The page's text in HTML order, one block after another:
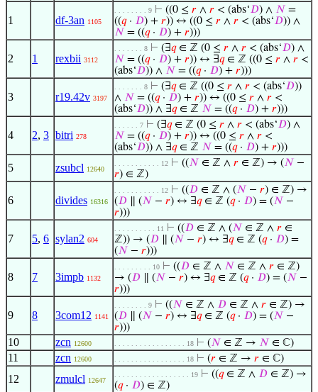
1 df-3an 1105
. . . . . . . . 9 ⊢ ((0 ≤ 𝑟 ∧ 𝑟 < (abs‘𝐷) ∧ 𝑁 =
((𝑞· 𝐷) + 𝑟)) ↔ ((0 ≤ 𝑟 ∧ 𝑟 < (abs‘𝐷)) ∧
𝑁 = ((𝑞· 𝐷) + 𝑟)))
2 1 rexbii 3112
. . . . . . . 8 ⊢ (∃𝑞∈ ℤ (0 ≤ 𝑟 ∧ 𝑟 < (abs‘𝐷) ∧
𝑁 = ((𝑞· 𝐷) + 𝑟)) ↔ ∃𝑞∈ ℤ ((0 ≤ 𝑟 ∧ 𝑟 <
(abs‘𝐷)) ∧ 𝑁 = ((𝑞· 𝐷) + 𝑟)))
3 r19.42v 3197
. . . . . . . 8 ⊢ (∃𝑞∈ ℤ ((0 ≤ 𝑟 ∧ 𝑟 < (abs‘𝐷))
∧ 𝑁 = ((𝑞· 𝐷) + 𝑟)) ↔ ((0 ≤ 𝑟 ∧ 𝑟 <
(abs‘𝐷)) ∧ ∃𝑞∈ ℤ 𝑁 = ((𝑞· 𝐷) + 𝑟)))
4 2, 3 bitri 278
. . . . . . 7 ⊢ (∃𝑞∈ ℤ (0 ≤ 𝑟 ∧ 𝑟 < (abs‘𝐷) ∧
𝑁 = ((𝑞· 𝐷) + 𝑟)) ↔ ((0 ≤ 𝑟 ∧ 𝑟 <
(abs‘𝐷)) ∧ ∃𝑞∈ ℤ 𝑁 = ((𝑞· 𝐷) + 𝑟)))
5 zsubcl 12640
. . . . . . . . . . . 12 ⊢ ((𝑁 ∈ ℤ ∧ 𝑟 ∈ ℤ) → (𝑁 −
𝑟) ∈ ℤ)
6 divides 16316
. . . . . . . . . . . 12 ⊢ ((𝐷 ∈ ℤ ∧ (𝑁 − 𝑟) ∈ ℤ) →
(𝐷 ∥ (𝑁 − 𝑟) ↔ ∃𝑞∈ ℤ (𝑞· 𝐷) = (𝑁 −
𝑟)))
7 5, 6 sylan2 604
. . . . . . . . . . 11 ⊢ ((𝐷 ∈ ℤ ∧ (𝑁 ∈ ℤ ∧ 𝑟 ∈
ℤ)) → (𝐷 ∥ (𝑁 − 𝑟) ↔ ∃𝑞∈ ℤ (𝑞· 𝐷) =
(𝑁 − 𝑟)))
8 7 3impb 1132
. . . . . . . . . 10 ⊢ ((𝐷 ∈ ℤ ∧ 𝑁 ∈ ℤ ∧ 𝑟 ∈ ℤ)
→ (𝐷 ∥ (𝑁 − 𝑟) ↔ ∃𝑞∈ ℤ (𝑞· 𝐷) = (𝑁 −
𝑟)))
9 8 3com12 1141
. . . . . . . . 9 ⊢ ((𝑁 ∈ ℤ ∧ 𝐷 ∈ ℤ ∧ 𝑟 ∈ ℤ) →
(𝐷 ∥ (𝑁 − 𝑟) ↔ ∃𝑞∈ ℤ (𝑞· 𝐷) = (𝑁 −
𝑟)))
10 zcn 12600 . . . . . . . . . . . . . . . . . 18 ⊢ (𝑁 ∈ ℤ → 𝑁 ∈ ℂ)
11 zcn 12600 . . . . . . . . . . . . . . . . . 18 ⊢ (𝑟 ∈ ℤ → 𝑟 ∈ ℂ)
12 zmulcl 12647
. . . . . . . . . . . . . . . . . . 19 ⊢ ((𝑞∈ ℤ ∧ 𝐷 ∈ ℤ) →
(𝑞· 𝐷) ∈ ℤ)